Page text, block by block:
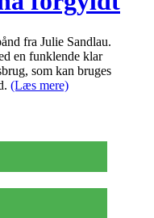
med
fra Julie Sandlau.
en funklende klar
som kan bruges
(Læs mere)